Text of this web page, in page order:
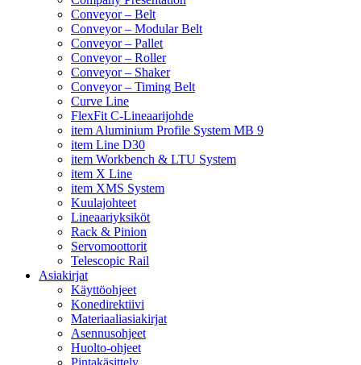
Conveyor – Belt
Conveyor – Modular Belt
Conveyor – Pallet
Conveyor – Roller
Conveyor – Shaker
Conveyor – Timing Belt
Curve Line
FlexFit C-Lineaarijohde
item Aluminium Profile System MB 9
item Line D30
item Workbench & LTU System
item X Line
item XMS System
Kuulajohteet
Lineaariyksiköt
Rack & Pinion
Servomoottorit
Telescopic Rail
Asiakirjat
Käyttöohjeet
Konedirektiivi
Materiaaliasiakirjat
Asennusohjeet
Huolto-ohjeet
Pintakäsittely